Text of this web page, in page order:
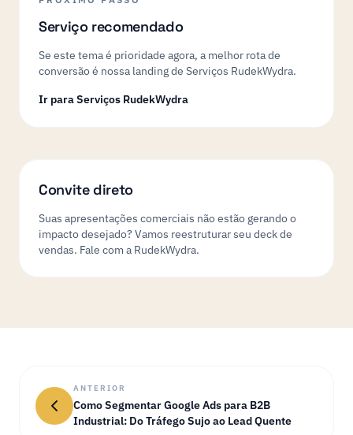
Serviço recomendado
Se este tema é prioridade agora, a melhor rota de
conversão é nossa landing de Serviços RudekWydra.
Ir para Serviços RudekWydra
Convite direto
Suas apresentações comerciais não estão gerando o
impacto desejado? Vamos reestruturar seu deck de
vendas. Fale com a RudekWydra.
ANTERIOR
Como Segmentar Google Ads para B2B
Industrial: Do Tráfego Sujo ao Lead Quente